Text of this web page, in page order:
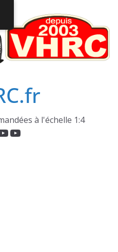
à l'échelle 1:4
YouTube